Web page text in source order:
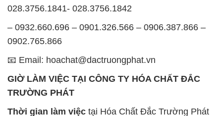
028.3756.1841- 028.3756.1842
– 0932.660.696 – 0901.326.566 – 0906.387.866 –
0902.765.866
📧 Email: hoachat@dactruongphat.vn
GIỜ LÀM VIỆC TẠI CÔNG TY HÓA CHẤT ĐẮC
TRƯỜNG PHÁT
Thời gian làm việc tại Hóa Chất Đắc Trường Phát